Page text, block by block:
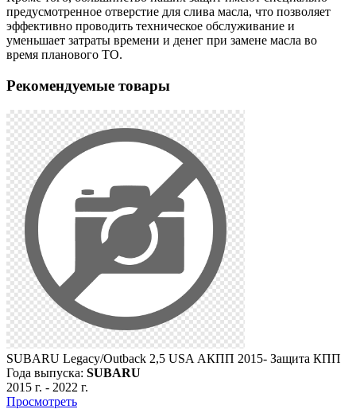
предусмотренное отверстие для слива масла, что позволяет
эффективно проводить техническое обслуживание и
уменьшает затраты времени и денег при замене масла во
время планового ТО.
Рекомендуемые товары
SUBARU Legacy/Outback 2,5 USA АКПП 2015- Защита КПП
Года выпуска: SUBARU
2015 г. - 2022 г.
Просмотреть